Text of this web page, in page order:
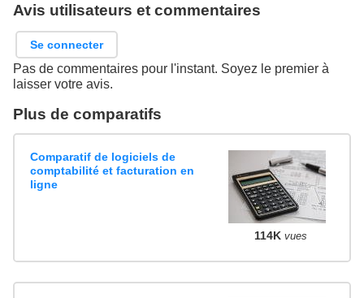
Avis utilisateurs et commentaires
Se connecter
Pas de commentaires pour l'instant. Soyez le premier à
laisser votre avis.
Plus de comparatifs
Comparatif de logiciels de
comptabilité et facturation en
ligne
114K vues